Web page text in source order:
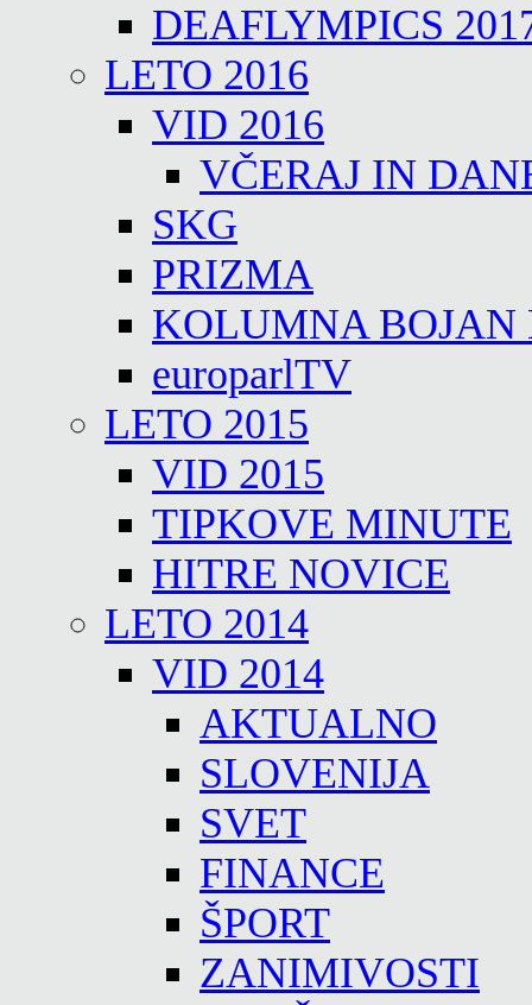
DEAFLYMPICS
LETO 2016
VID 2016
VČERAJ IN
SKG
PRIZMA
KOLUMNA BOJAN
europarlTV
LETO 2015
VID 2015
TIPKOVE MINUTE
HITRE NOVICE
LETO 2014
VID 2014
AKTUALNO
SLOVENIJA
SVET
FINANCE
ŠPORT
ZANIMIVOSTI